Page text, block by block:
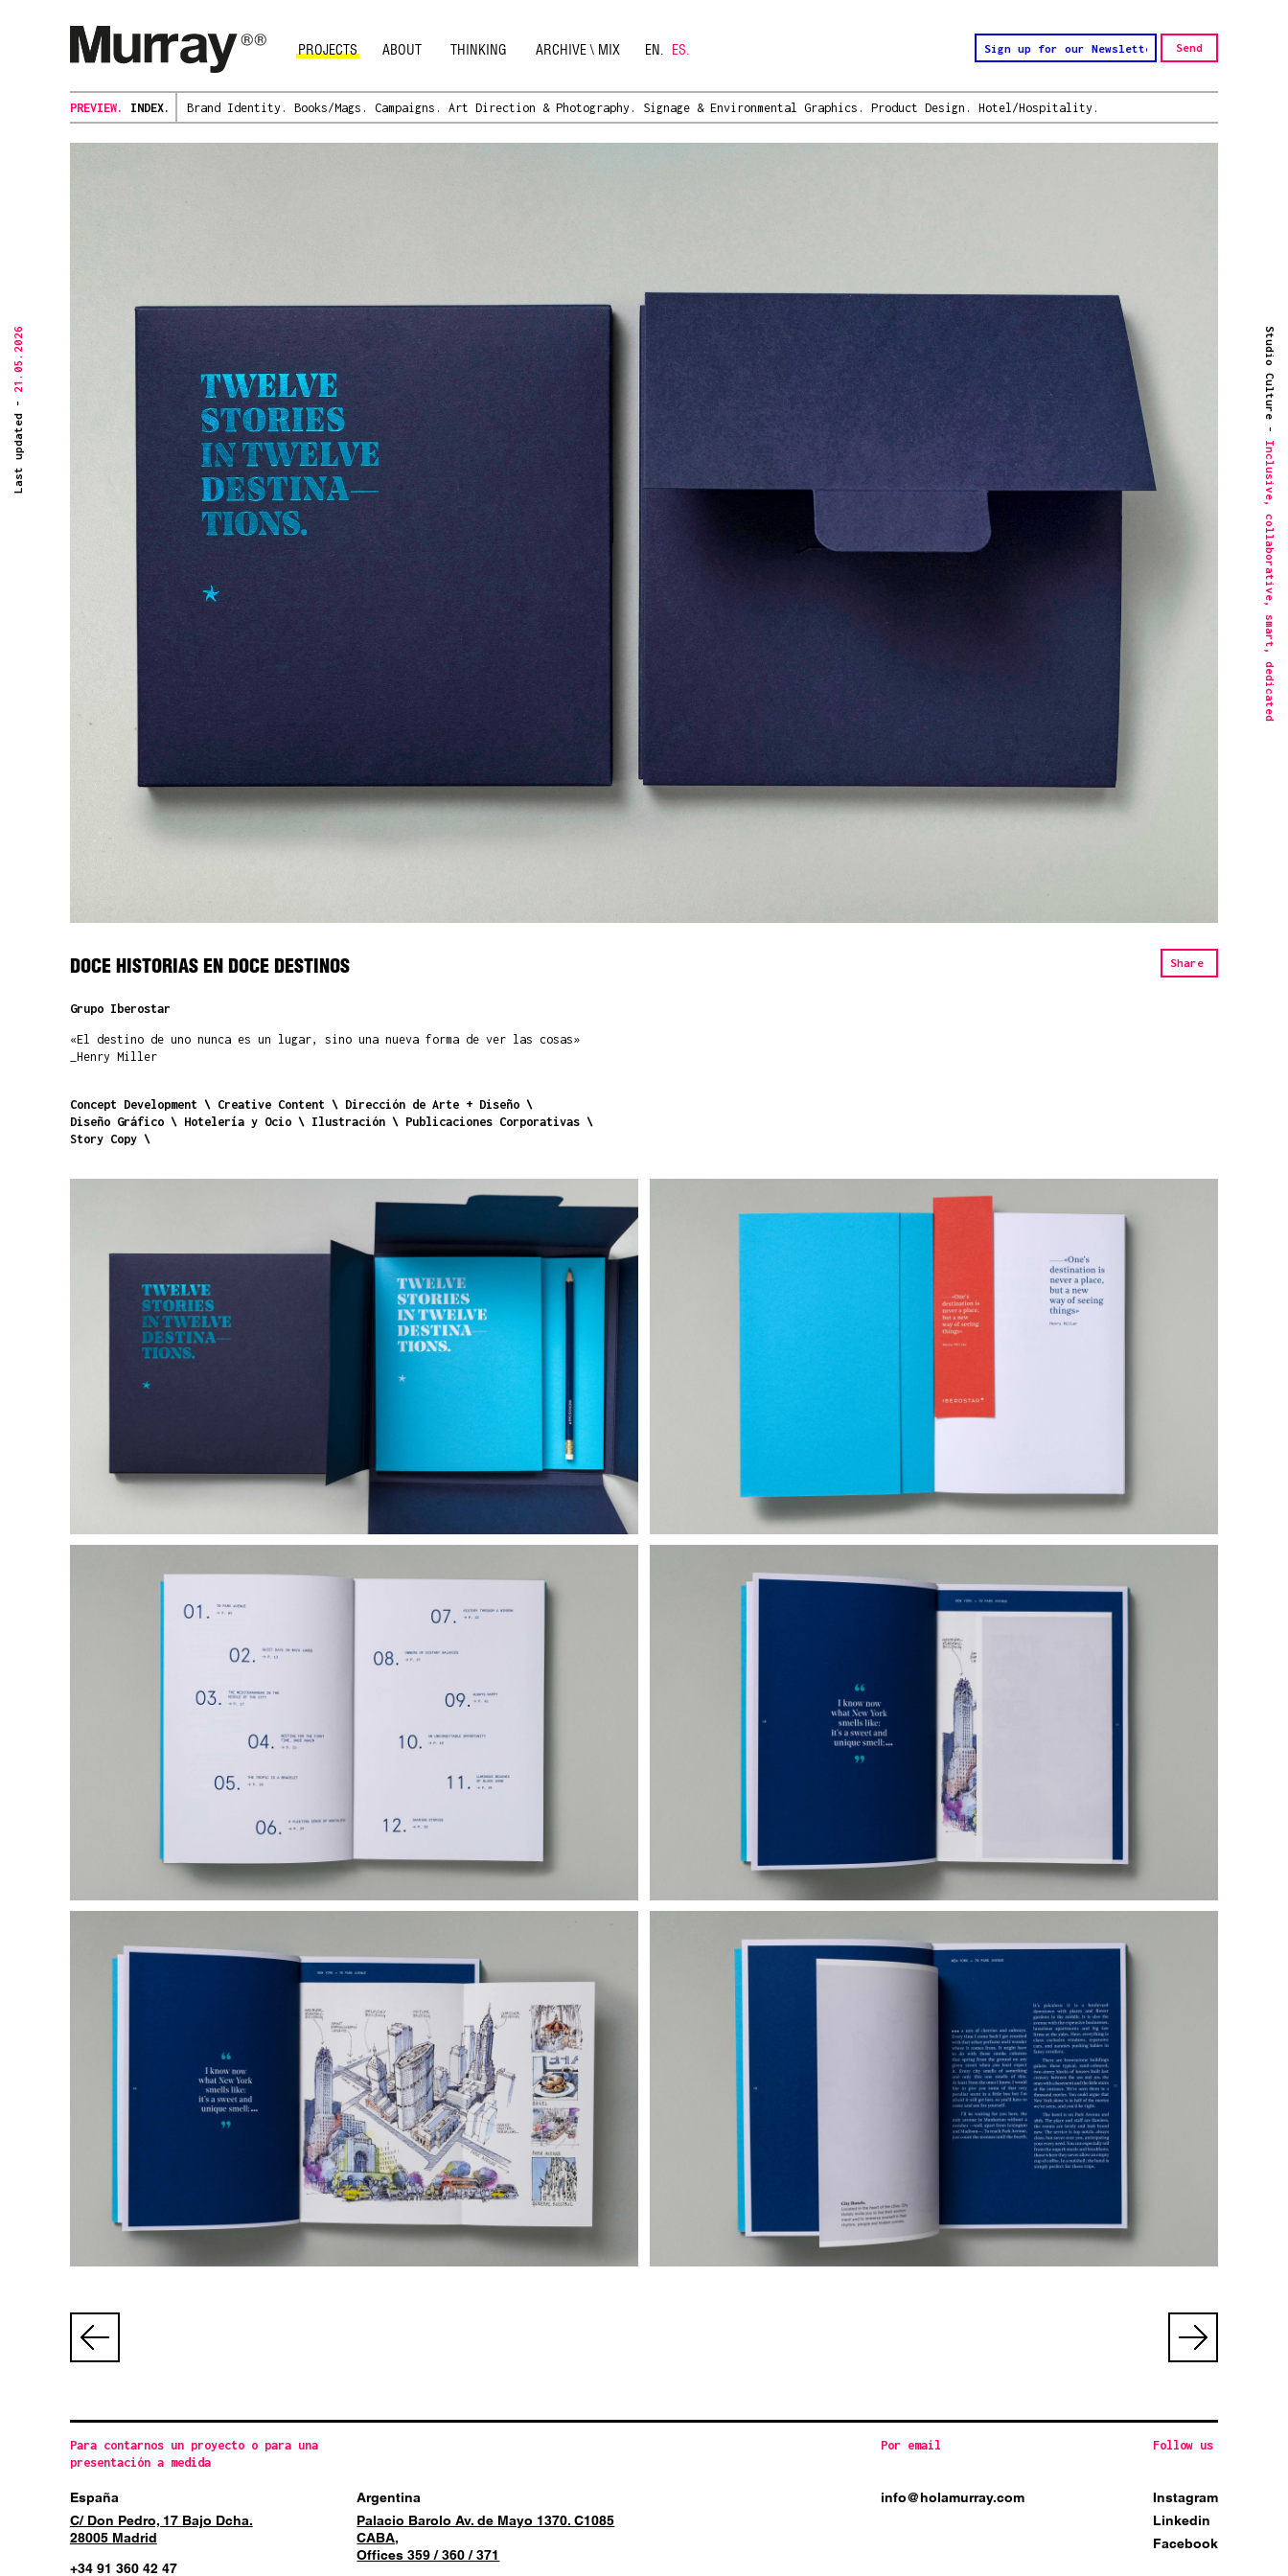
PROJECTS ABOUT THINKING ARCHIVE \ MIX EN. ES.
PREVIEW. INDEX. Brand Identity. Books/Mags. Campaigns. Art Direction & Photography. Signage & Environmental Graphics. Product Design. Hotel/Hospitality.
Last updated -
21.05.2026 Studio Culture -
Inclusive, collaborative, smart, dedicated
DOCE HISTORIAS EN DOCE DESTINOS Share
Grupo Iberostar
«El destino de uno nunca es un lugar, sino una nueva forma de ver las cosas»
_Henry Miller
Concept Development Creative Content
Dirección de Arte + Diseño
Diseño Gráfico
Hotelería y Ocio Ilustración
Publicaciones Corporativas
Story Copy
Para contarnos un proyecto o para una
presentación a medida
España
C/ Don Pedro, 17 Bajo Dcha.
28005 Madrid
+34 91 360 42 47
Argentina
Palacio Barolo Av. de Mayo 1370. C1085
CABA,
Offices 359 / 360 / 371
Follow us
Instagram
Linkedin
Facebook
Por email
info@holamurray.com